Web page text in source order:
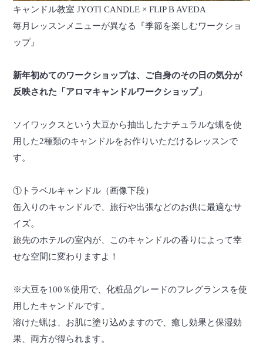
キャンドル教室 JYOTI CANDLE × FLIP B AVEDA
毎月レッスンメニューが異なる『季節を楽しむワークショ
ップ』
新年初めてのワークショップは、ご自身のその日の気分が
反映された「アロマキャンドルワークショップ」
ソイワックスという大豆から抽出したナチュラルな蝋を使
用した2種類のキャンドルをお作りいただけるレッスンで
す。
①トラベルキャンドル（画像下段）
缶入りのキャンドルで、旅行や出張などのお供に最適なサ
イズ。
旅先のホテルの室内が、このキャンドルの香りによって幸
せな空間に変わりますよ！
※大豆を100％使用で、化粧品グレードのフレグランスを使
用したキャンドルです。
溶けた蝋は、お肌に塗り込めますので、癒し効果と保湿効
果、両方が得られます。